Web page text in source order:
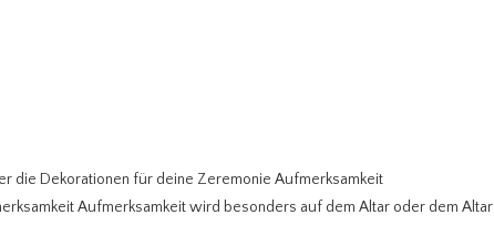
die Dekorationen für deine Zeremonie Aufmerksamkeit
Aufmerksamkeit wird besonders auf dem Altar oder dem Altar